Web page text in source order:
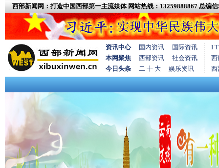
西部新闻网：打造中国西部第一主流媒体 网站热线：13259888867 总编信
资讯中心 国内资讯
国际资讯
本网聚焦
西部资讯
社会资讯
今日头条
二 十 大 娱乐资讯
I
西
西